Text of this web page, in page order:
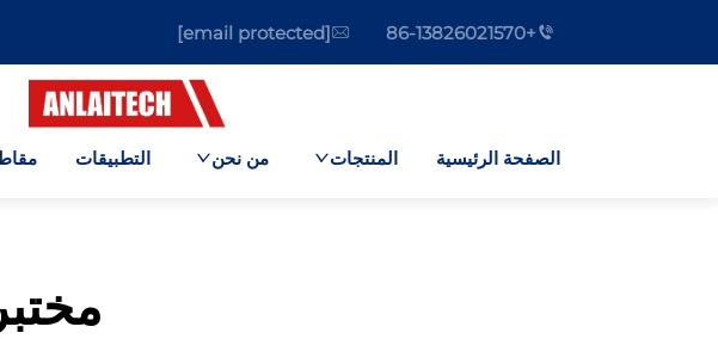
+86-13826021570
[email protected]
الصفحة الرئيسية المنتجات من نحن التطبيقات